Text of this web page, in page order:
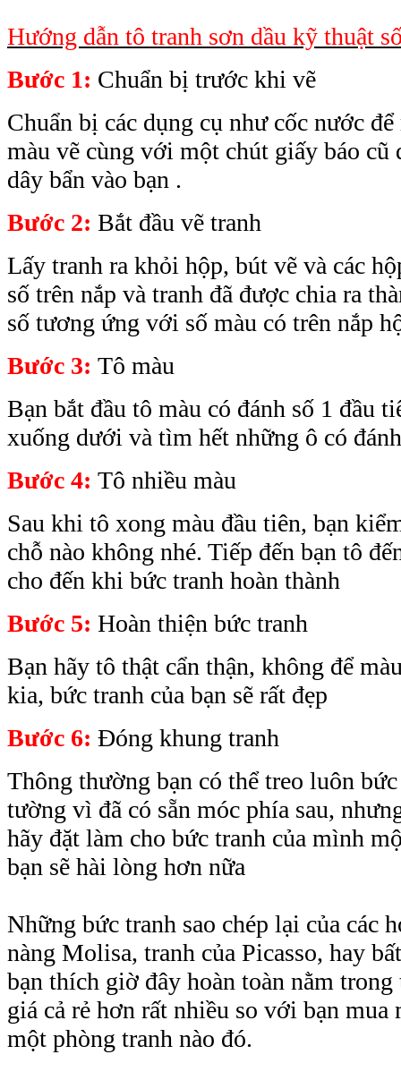
Hướng dẫn tô tranh sơn dầu kỹ thuật
Bước 1: Chuẩn bị trước khi vẽ
Chuẩn bị các dụng cụ như cốc nước
màu vẽ cùng với một chút giấy báo cũ
dây bẩn vào bạn .
Bước 2: Bắt đầu vẽ tranh
Lấy tranh ra khỏi hộp, bút vẽ và các
số trên nắp và tranh đã được chia ra
số tương ứng với số màu có trên nắp
Bước 3: Tô màu
Bạn bắt đầu tô màu có đánh số 1 đầu
xuống dưới và tìm hết những ô có
Bước 4: Tô nhiều màu
Sau khi tô xong màu đầu tiên, bạn
chỗ nào không nhé. Tiếp đến bạn tô
cho đến khi bức tranh hoàn thành
Bước 5: Hoàn thiện bức tranh
Bạn hãy tô thật cẩn thận, không để
kia, bức tranh của bạn sẽ rất đẹp
Bước 6: Đóng khung tranh
Thông thường bạn có thể treo luôn
tường vì đã có sẵn móc phía sau,
hãy đặt làm cho bức tranh của mình
bạn sẽ hài lòng hơn nữa
Những bức tranh sao chép lại của các
nàng Molisa, tranh của Picasso, hay
bạn thích giờ đây hoàn toàn nằm
giá cả rẻ hơn rất nhiều so với bạn mua
một phòng tranh nào đó.